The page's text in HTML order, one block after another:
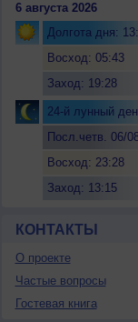
6 августа 2026
Долгота дня:
Восход: 05:43
Заход: 19:28
24-й лунный
Посл.четв. 06/
Восход: 23:28
Заход: 13:15
КОНТАКТЫ
О проекте
Частые вопросы
Гостевая книга